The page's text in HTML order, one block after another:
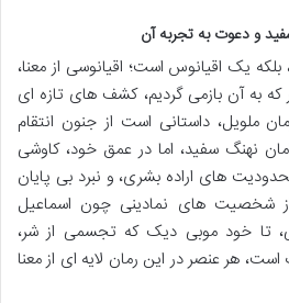
و دعوت به تجربه آن
یک اقیانوس است؛ اقیانوسی از معنا،
که به آن بازمی گردیم، کشف های تازه ای
ملویل، داستانی است از جنون انتقام
نهنگ سفید، اما در عمق خود، کاوشی
های اراده بشری، و نبرد بی پایان
شخصیت های نمادینی چون اسماعیل
تا خود موبی دیک که تجسمی از شر،
هر عنصر در این رمان لایه ای از معنا